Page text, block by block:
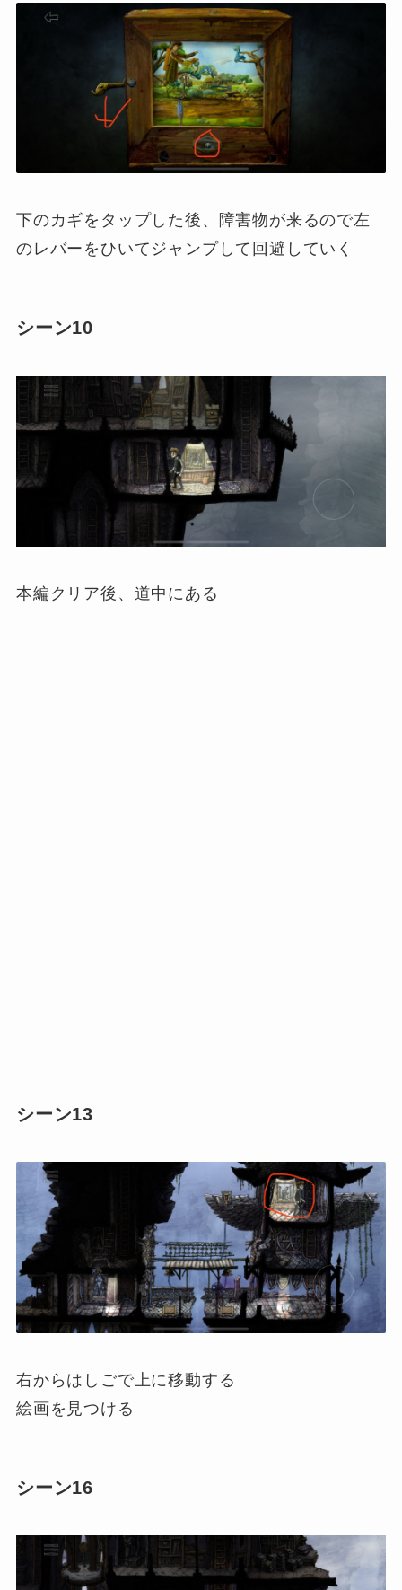
下のカギをタップした後、障害物が来るので左
のレバーをひいてジャンプして回避していく
シーン10
本編クリア後、道中にある
シーン13
右からはしごで上に移動する
絵画を見つける
シーン16